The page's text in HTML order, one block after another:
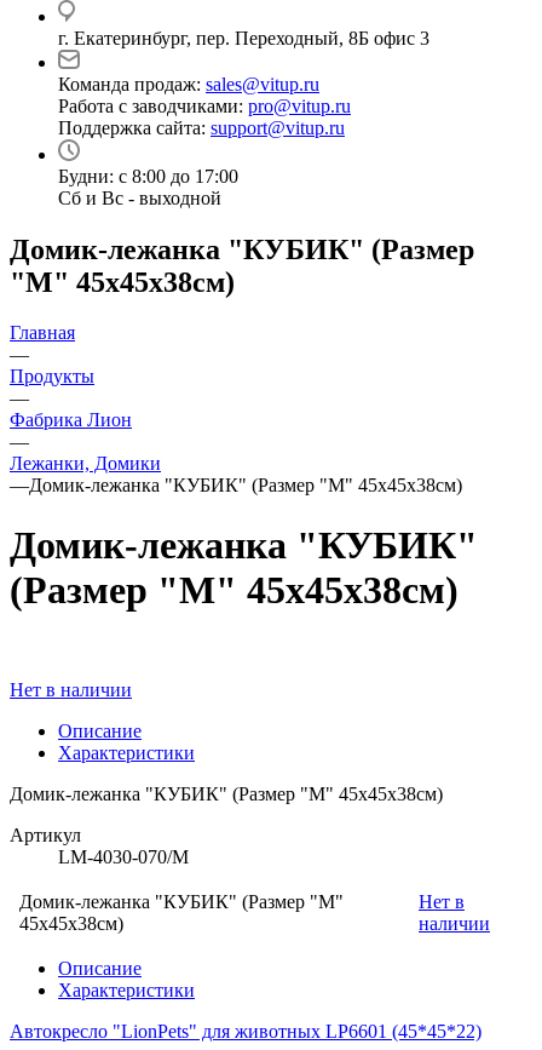
г. Екатеринбург, пер. Переходный, 8Б офис 3
Команда продаж: sales@vitup.ru
Работа с заводчиками: pro@vitup.ru
Поддержка сайта: support@vitup.ru
Будни: с 8:00 до 17:00
Сб и Вс - выходной
Домик-лежанка "КУБИК" (Размер
"M" 45х45х38см)
Главная
—
Продукты
—
Фабрика Лион
—
Лежанки, Домики
—Домик-лежанка "КУБИК" (Размер "M" 45х45х38см)
Домик-лежанка "КУБИК"
(Размер "M" 45х45х38см)
Нет в наличии
Описание
Характеристики
Домик-лежанка "КУБИК" (Размер "M" 45х45х38см)
Артикул
LM-4030-070/M
Домик-лежанка "КУБИК" (Размер "M"
45х45х38см)
Нет в
наличии
Описание
Характеристики
Автокресло "LionPets" для животных LP6601 (45*45*22)